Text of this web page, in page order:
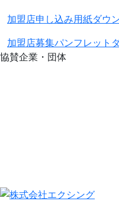
加盟店申し込み用紙ダウ
加盟店募集パンフレット
協賛企業・団体